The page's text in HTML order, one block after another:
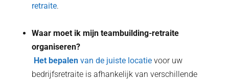
retraite.
Waar moet ik mijn teambuilding-retraite
organiseren?
‍ Het bepalen van de juiste locatie voor uw
bedrijfsretraite is afhankelijk van verschillende